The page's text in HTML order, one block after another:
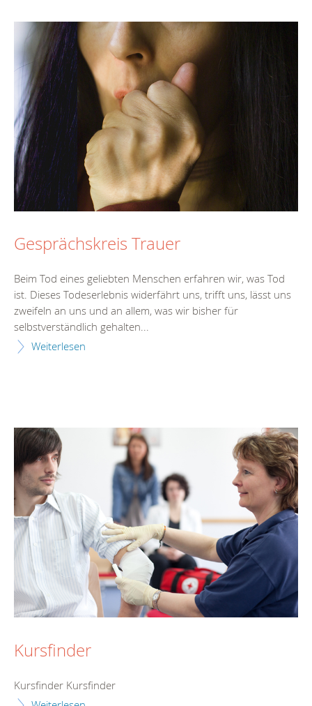
Gesprächskreis Trauer
Beim Tod eines geliebten Menschen erfahren wir, was Tod
ist. Dieses Todeserlebnis widerfährt uns, trifft uns, lässt uns
zweifeln an uns und an allem, was wir bisher für
selbstverständlich gehalten...
Weiterlesen
Kursfinder
Kursfinder Kursfinder